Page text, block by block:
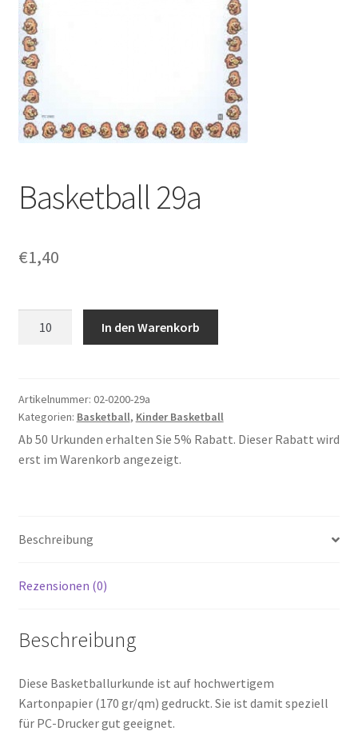
Basketball 29a
€1,40
In den Warenkorb
Artikelnummer: 02-0200-29a
Kategorien: Basketball, Kinder Basketball
Ab 50 Urkunden erhalten Sie 5% Rabatt. Dieser Rabatt wird
erst im Warenkorb angezeigt.
Beschreibung
Rezensionen (0)
Beschreibung
Diese Basketballurkunde ist auf hochwertigem
Kartonpapier (170 gr/qm) gedruckt. Sie ist damit speziell
für PC-Drucker gut geeignet.